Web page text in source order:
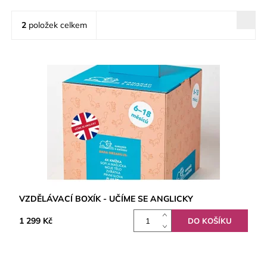
2 položek celkem
VZDĚLÁVACÍ BOXÍK - UČÍME SE ANGLICKY
1 299 Kč